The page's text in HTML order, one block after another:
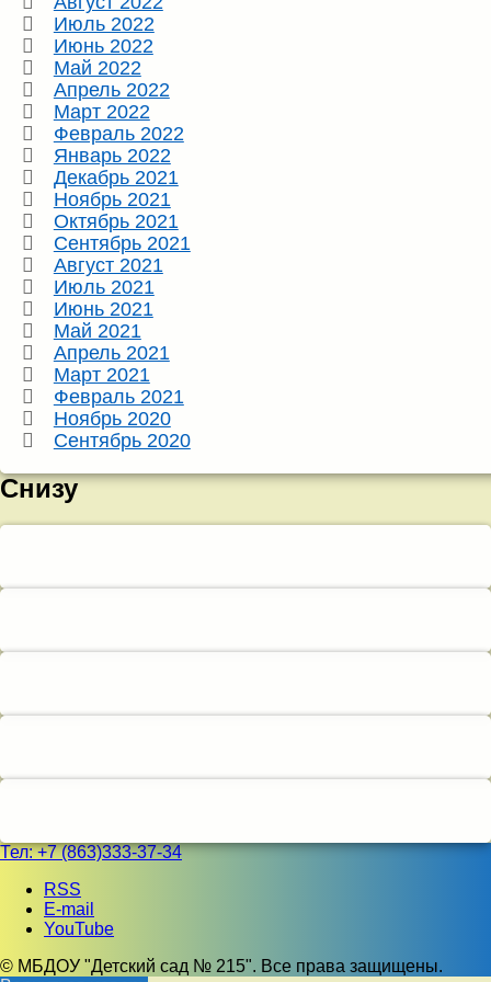
Июль 2022
Июнь 2022
Май 2022
Апрель 2022
Март 2022
Февраль 2022
Январь 2022
Декабрь 2021
Ноябрь 2021
Октябрь 2021
Сентябрь 2021
Август 2021
Июль 2021
Июнь 2021
Май 2021
Апрель 2021
Март 2021
Февраль 2021
Ноябрь 2020
Сентябрь 2020
Снизу
Тел:+7 (863)333-37-34
RSS
E-mail
YouTube
© МБДОУ "Детский сад № 215". Все права защищены.